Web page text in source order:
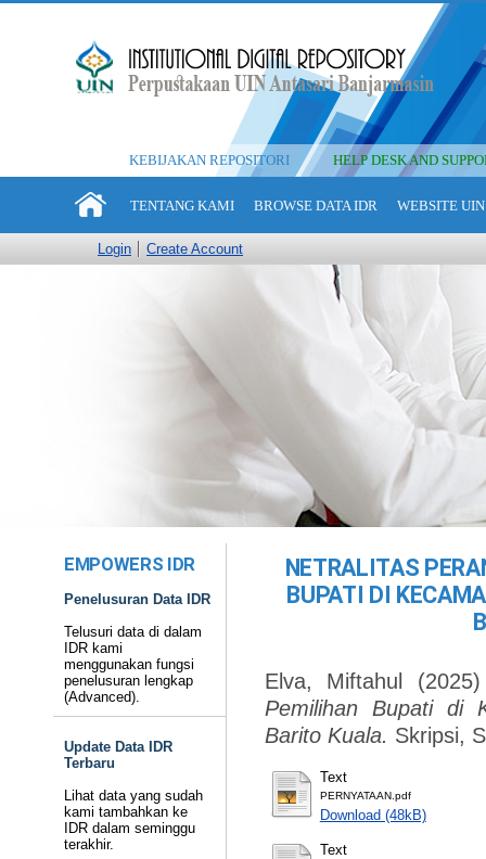
KEBIJAKAN REPOSITORI HELP DESK AND
TENTANG KAMI BROWSE DATA IDR WEBSITE
Login Create Account
EMPOWERS IDR
Penelusuran Data IDR
Telusuri data di dalam
IDR kami
menggunakan fungsi
penelusuran lengkap
(Advanced).
Update Data IDR
Terbaru
Lihat data yang sudah
kami tambahkan ke
IDR dalam seminggu
terakhir.
NETRALITAS
BUPATI DI
Elva, Miftahul
Pemilihan Bupati di
Barito Kuala. Skripsi,
Text
PERNYATAAN.pdf
Download (48kB)
Text